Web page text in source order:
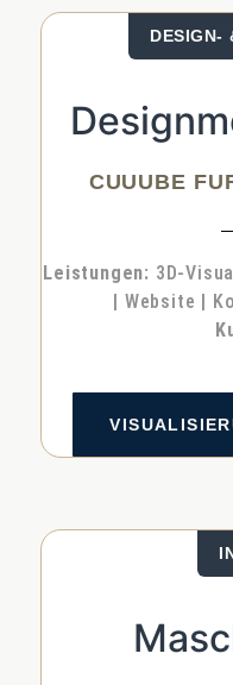
DESIGN-
CUUUBE
Leis­tun­gen: 3D-
| Web­site |